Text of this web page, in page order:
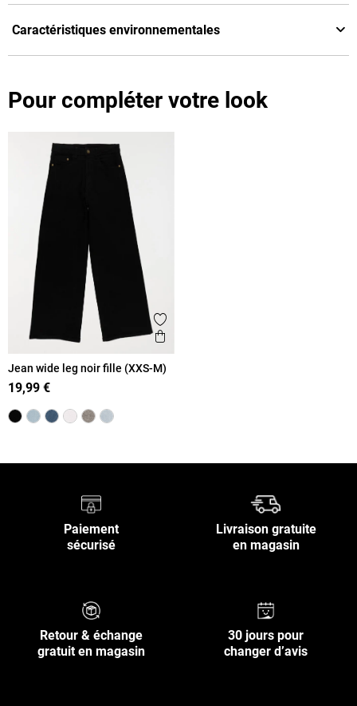
Caractéristiques environnementales
Pour compléter votre look
Ajouter aux favoris
Aperçu rapide
Jean wide leg noir fille (XXS-M)
19,99 €
Paiement
sécurisé
Livraison gratuite
en magasin
Retour & échange
gratuit en magasin
30 jours pour
changer d’avis